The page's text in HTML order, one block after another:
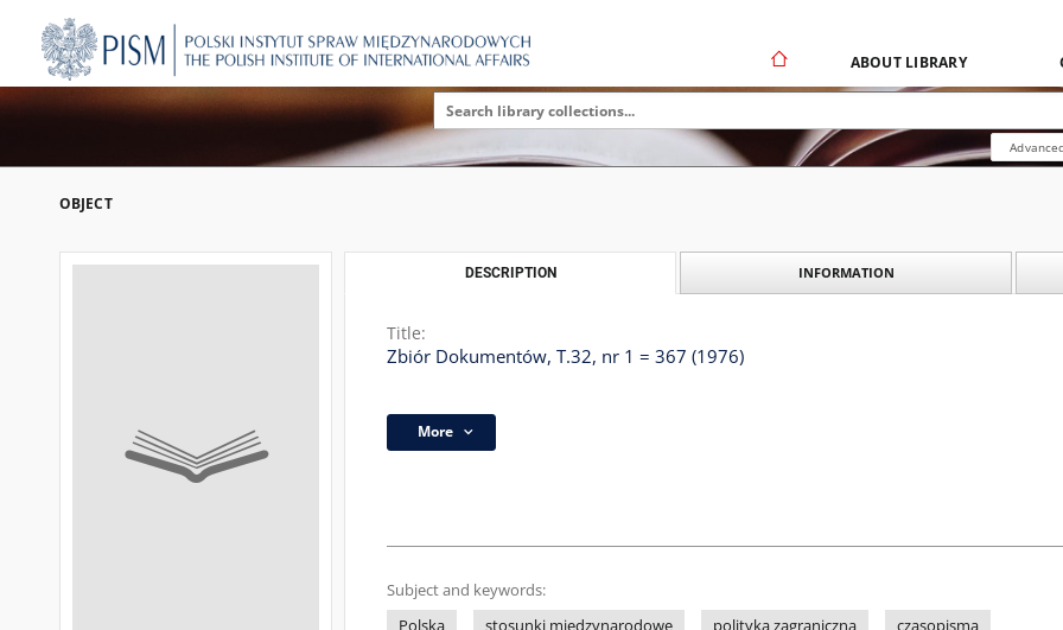
ABOUT LIBRARY
OBJECT
DESCRIPTION INFORMATION
Title:
Zbiór Dokumentów, T.32, nr 1 = 367 (1976)
More
Subject and keywords:
Polska
stosunki międzynarodowe polityka zagraniczna czasopisma